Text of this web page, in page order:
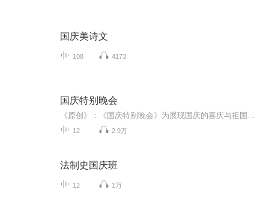
国庆美诗文
108 4173
国庆特别晚会
12 2.9万
法制史国庆班
12 1万